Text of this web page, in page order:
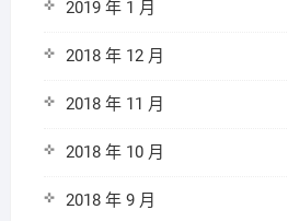
2019 年 1 月
2018 年 12 月
2018 年 11 月
2018 年 10 月
2018 年 9 月